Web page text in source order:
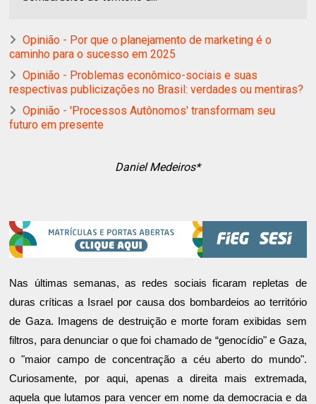
Opinião - Por que o planejamento de marketing é o
caminho para o sucesso em 2025
Opinião - Problemas econômico-sociais e suas
respectivas publicizações no Brasil: verdades ou mentiras?
Opinião - 'Processos Autônomos' transformam seu
futuro em presente
Daniel Medeiros*
Nas últimas semanas, as redes sociais ficaram repletas de
duras críticas a Israel por causa dos bombardeios ao território
de Gaza. Imagens de destruição e morte foram exibidas sem
filtros, para denunciar o que foi chamado de “genocídio" e Gaza,
o "maior campo de concentração a céu aberto do mundo".
Curiosamente, por aqui, apenas a direita mais extremada,
aquela que lutamos para vencer em nome da democracia e da